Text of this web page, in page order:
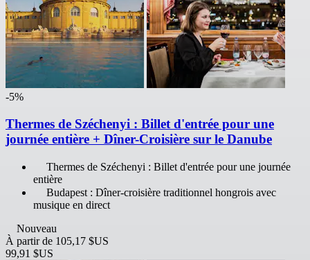
-5%
Thermes de Széchenyi : Billet d'entrée pour une
journée entière + Dîner-Croisière sur le Danube
Thermes de Széchenyi : Billet d'entrée pour une journée
entière
Budapest : Dîner-croisière traditionnel hongrois avec
musique en direct
Nouveau
À partir de 105,17 $US
99,91 $US